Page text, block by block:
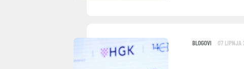
BLOGOVI07 LIPNJA